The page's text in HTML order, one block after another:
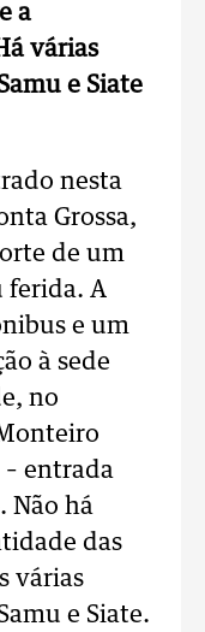
a
várias
e Siate
nesta
Grossa,
de um
ferida. A
e um
à sede
no
– entrada
Não há
das
várias
e Siate.